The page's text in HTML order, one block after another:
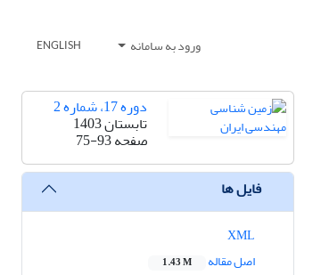
ورود به سامانه ENGLISH
دوره 17، شماره 2
تابستان 1403
صفحه75-93
فایل ها
اصل مقاله
1.43 M